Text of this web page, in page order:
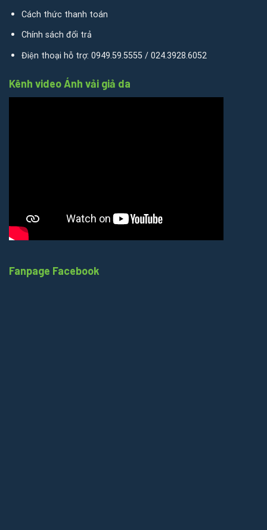
Cách thức thanh toán
Chính sách đổi trả
Điện thoại hỗ trợ: 0949.59.5555 / 024.3928.6052
Kênh video Ánh vải giả da
Fanpage Facebook